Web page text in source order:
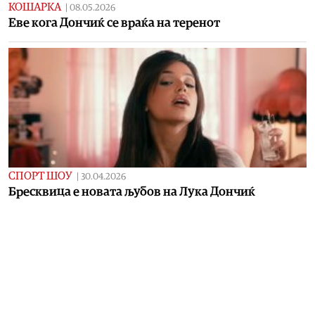
КОШАРКА 08.05.2026
Eве кога Дончиќ се враќа на теренот
СПОРТ ШОУ 30.04.2026
Бресквица е новата љубов на Лука Дончиќ